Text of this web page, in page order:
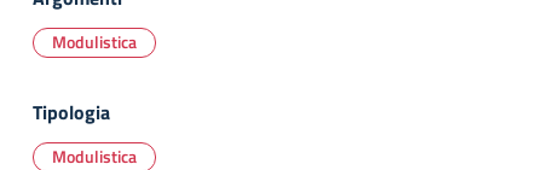
Modulistica
Tipologia
Modulistica